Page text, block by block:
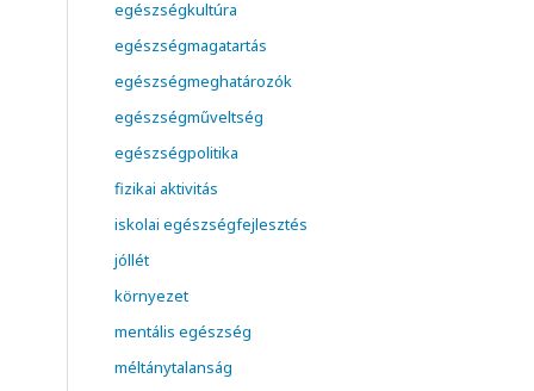
egészségkultúra
egészségmagatartás
egészségmeghatározók
egészségműveltség
egészségpolitika
fizikai aktivitás
iskolai egészségfejlesztés
jóllét
környezet
mentális egészség
méltánytalanság